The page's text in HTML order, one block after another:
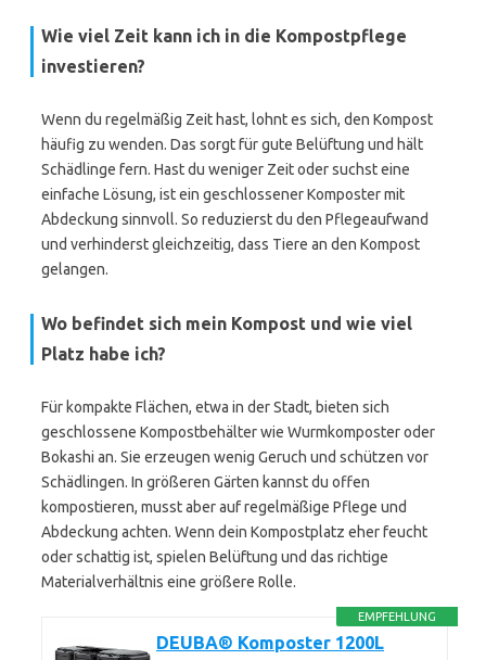
Wie viel Zeit kann ich in die Kompostpflege
investieren?
Wenn du regelmäßig Zeit hast, lohnt es sich, den Kompost
häufig zu wenden. Das sorgt für gute Belüftung und hält
Schädlinge fern. Hast du weniger Zeit oder suchst eine
einfache Lösung, ist ein geschlossener Komposter mit
Abdeckung sinnvoll. So reduzierst du den Pflegeaufwand
und verhinderst gleichzeitig, dass Tiere an den Kompost
gelangen.
Wo befindet sich mein Kompost und wie viel
Platz habe ich?
Für kompakte Flächen, etwa in der Stadt, bieten sich
geschlossene Kompostbehälter wie Wurmkomposter oder
Bokashi an. Sie erzeugen wenig Geruch und schützen vor
Schädlingen. In größeren Gärten kannst du offen
kompostieren, musst aber auf regelmäßige Pflege und
Abdeckung achten. Wenn dein Kompostplatz eher feucht
oder schattig ist, spielen Belüftung und das richtige
Materialverhältnis eine größere Rolle.
EMPFEHLUNG
DEUBA® Komposter 1200L